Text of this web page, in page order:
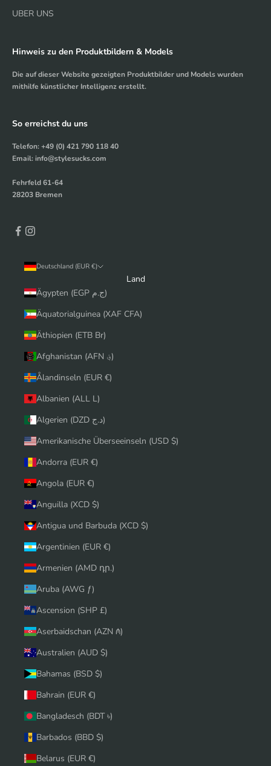
UBER UNS
Hinweis zu den Produktbildern & Models
Die auf dieser Website gezeigten Produktbilder und Models wurden
mithilfe künstlicher Intelligenz erstellt.
So erreichst du uns
Telefon: +49 (0) 421 790 118 40
Email: info@stylesucks.com
Fehrfeld 61-64
28203 Bremen
Deutschland (EUR €)
Land
Ägypten (EGP ج.م)
Äquatorialguinea (XAF CFA)
Äthiopien (ETB Br)
Afghanistan (AFN ؋)
Ålandinseln (EUR €)
Albanien (ALL L)
Algerien (DZD د.ج)
Amerikanische Überseeinseln (USD $)
Andorra (EUR €)
Angola (EUR €)
Anguilla (XCD $)
Antigua und Barbuda (XCD $)
Argentinien (EUR €)
Armenien (AMD դր.)
Aruba (AWG ƒ)
Ascension (SHP £)
Aserbaidschan (AZN ₼)
Australien (AUD $)
Bahamas (BSD $)
Bahrain (EUR €)
Bangladesch (BDT ৳)
Barbados (BBD $)
Belarus (EUR €)